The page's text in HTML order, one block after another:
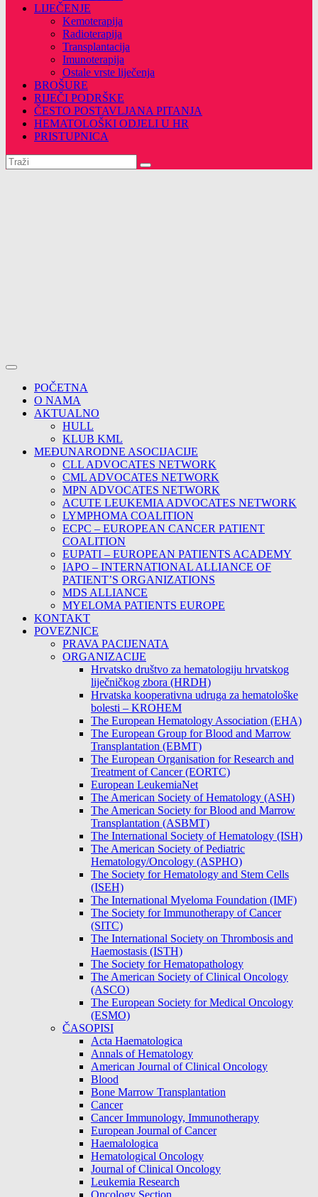
LIJEČENJE
Kemoterapija
Radioterapija
Transplantacija
Imunoterapija
Ostale vrste liječenja
BROŠURE
RIJEČI PODRŠKE
ČESTO POSTAVLJANA PITANJA
HEMATOLOŠKI ODJELI U HR
PRISTUPNICA
POČETNA
O NAMA
AKTUALNO
HULL
KLUB KML
MEĐUNARODNE ASOCIJACIJE
CLL ADVOCATES NETWORK
CML ADVOCATES NETWORK
MPN ADVOCATES NETWORK
ACUTE LEUKEMIA ADVOCATES NETWORK
LYMPHOMA COALITION
ECPC – EUROPEAN CANCER PATIENT
COALITION
EUPATI – EUROPEAN PATIENTS ACADEMY
IAPO – INTERNATIONAL ALLIANCE OF
PATIENT’S ORGANIZATIONS
MDS ALLIANCE
MYELOMA PATIENTS EUROPE
KONTAKT
POVEZNICE
PRAVA PACIJENATA
ORGANIZACIJE
Hrvatsko društvo za hematologiju hrvatskog
liječničkog zbora (HRDH)
Hrvatska kooperativna udruga za hematološke
bolesti – KROHEM
The European Hematology Association (EHA)
The European Group for Blood and Marrow
Transplantation (EBMT)
The European Organisation for Research and
Treatment of Cancer (EORTC)
European LeukemiaNet
The American Society of Hematology (ASH)
The American Society for Blood and Marrow
Transplantation (ASBMT)
The International Society of Hematology (ISH)
The American Society of Pediatric
Hematology/Oncology (ASPHO)
The Society for Hematology and Stem Cells
(ISEH)
The International Myeloma Foundation (IMF)
The Society for Immunotherapy of Cancer
(SITC)
The International Society on Thrombosis and
Haemostasis (ISTH)
The Society for Hematopathology
The American Society of Clinical Oncology
(ASCO)
The European Society for Medical Oncology
(ESMO)
ČASOPISI
Acta Haematologica
Annals of Hematology
American Journal of Clinical Oncology
Blood
Bone Marrow Transplantation
Cancer
Cancer Immunology, Immunotherapy
European Journal of Cancer
Haemalologica
Hematological Oncology
Journal of Clinical Oncology
Leukemia Research
Oncology Section